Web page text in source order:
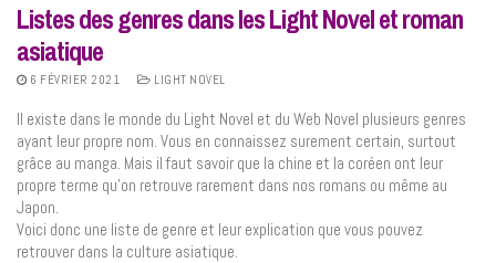
Rechercher :
Listes des genres dans les Light Novel et roman
asiatique
6 FÉVRIER 2021 LIGHT NOVEL
Il existe dans le monde du Light Novel et du Web Novel plusieurs genres
ayant leur propre nom. Vous en connaissez surement certain, surtout
grâce au manga. Mais il faut savoir que la chine et la coréen ont leur
propre terme qu’on retrouve rarement dans nos romans ou même au
Japon.
Voici donc une liste de genre et leur explication que vous pouvez
retrouver dans la culture asiatique.